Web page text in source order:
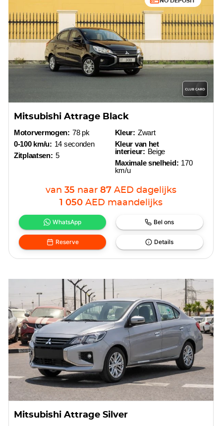
Mitsubishi Attrage Black
Motorvermogen: 78 pk
0-100 km/u: 14 seconden
Zitplaatsen: 5
Kleur: Zwart
Kleur van het
interieur: Beige
Maximale snelheid: 170
km/u
van 35 naar 87 AED dagelijks
1 050 AED maandelijks
WhatsApp Bel ons
Reserve Details
Mitsubishi Attrage Silver